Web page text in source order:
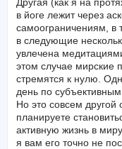
в йоге лежит через
самоограничениям, в
в следующие
увлечена
этом случае мирские
стремятся к нулю.
день по
Но это совсем другой
планируете
активную жизнь в
я вам его точно не